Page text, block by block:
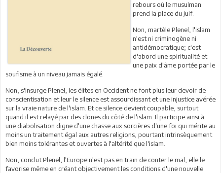
rebours où le musulman
prend la place du juif.
Non, martèle Plenel, l'islam
n'est ni criminogène ni
antidémocratique; c'est
d'abord une spiritualité et
une paix d'âme portée par le
soufisme à un niveau jamais égalé.
Non, s'insurge Plenel, les élites en Occident ne font plus leur devoir de
conscientisation et leur le silence est assourdissant et une injustice avérée
sur la vraie nature de l'islam. Et ce silence devient coupable, surtout
quand il est relayé par des clones du côté de l'islam. Il participe ainsi à
une diabolisation digne d'une chasse aux sorcières d'une foi qui mérite au
moins un traitement égal aux autres religions, pourtant intrinsèquement
bien moins tolérantes et ouvertes à l'altérité que l'islam.
Non, conclut Plenel, l'Europe n'est pas en train de conter le mal, elle le
favorise même en créant objectivement les conditions d'une nouvelle